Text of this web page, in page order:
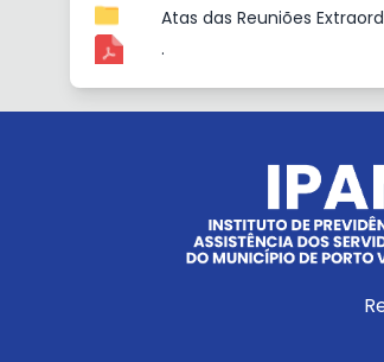
Atas das Reuniões
.